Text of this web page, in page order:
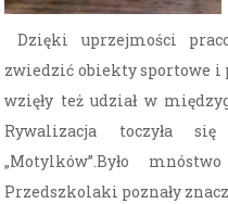
Dzięki uprzejmości
zwiedzić obiekty sportowe i
wzięły też udział w
Rywalizacja toczyła
„Motylków”.Było
Przedszkolaki poznały